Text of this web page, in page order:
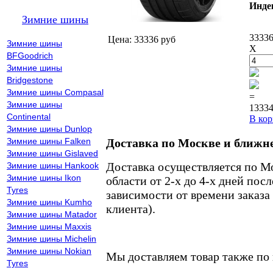
Зимние шины
Зимние шины
BFGoodrich
Зимние шины
Bridgestone
Зимние шины Compasal
Зимние шины
Continental
Зимние шины Dunlop
Зимние шины Falken
Зимние шины Gislaved
Зимние шины Hankook
Зимние шины Ikon
Tyres
Зимние шины Kumho
Зимние шины Matador
Зимние шины Maxxis
Зимние шины Michelin
Зимние шины Nokian
Tyres
Цена: 33336 руб
X
=
В
Доставка по Москве и
Доставка осуществляется по
области от 2-х до 4-х дней
зависимости от времени
клиента).
Мы доставляем товар также